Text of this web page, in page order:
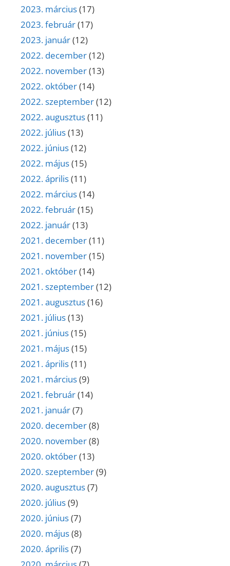
2023. március(17)
2023. február(17)
2023. január(12)
2022. december(12)
2022. november(13)
2022. október(14)
2022. szeptember(12)
2022. augusztus(11)
2022. július(13)
2022. június(12)
2022. május(15)
2022. április(11)
2022. március(14)
2022. február(15)
2022. január(13)
2021. december(11)
2021. november(15)
2021. október(14)
2021. szeptember(12)
2021. augusztus(16)
2021. július(13)
2021. június(15)
2021. május(15)
2021. április(11)
2021. március(9)
2021. február(14)
2021. január(7)
2020. december(8)
2020. november(8)
2020. október(13)
2020. szeptember(9)
2020. augusztus(7)
2020. július(9)
2020. június(7)
2020. május(8)
2020. április(7)